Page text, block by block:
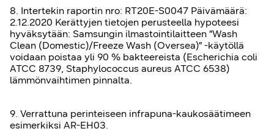
8. Intertekin raportin nro: RT20E-S0047 Päivämäärä:
2.12.2020 Kerättyjen tietojen perusteella hypoteesi
hyväksytään: Samsungin ilmastointilaitteen ”Wash
Clean (Domestic)/Freeze Wash (Oversea)” -käytöllä
voidaan poistaa yli 90 % bakteereista (Escherichia coli
ATCC 8739, Staphylococcus aureus ATCC 6538)
lämmönvaihtimen pinnalta.
9. Verrattuna perinteiseen infrapuna-kaukosäätimeen
esimerkiksi AR-EH03.